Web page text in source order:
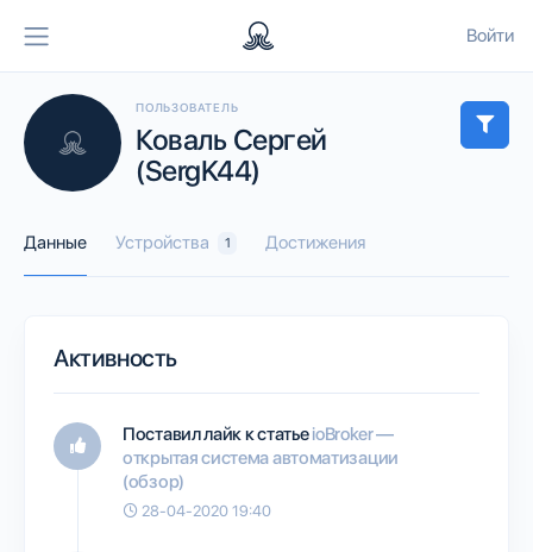
Войти
ПОЛЬЗОВАТЕЛЬ
Коваль Сергей
(SergK44)
Данные Устройства 1 Достижения
Активность
Поставил лайк к статьеioBroker —
открытая система автоматизации
(обзор)
28-04-2020 19:40